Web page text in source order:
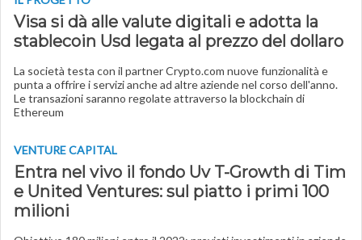
Visa si dà alle valute digitali e adotta la
stablecoin Usd legata al prezzo del dollaro
La società testa con il partner Crypto.com nuove funzionalità e
punta a offrire i servizi anche ad altre aziende nel corso dell'anno.
Le transazioni saranno regolate attraverso la blockchain di
Ethereum
VENTURE CAPITAL
Entra nel vivo il fondo Uv T-Growth di Tim
e United Ventures: sul piatto i primi 100
milioni